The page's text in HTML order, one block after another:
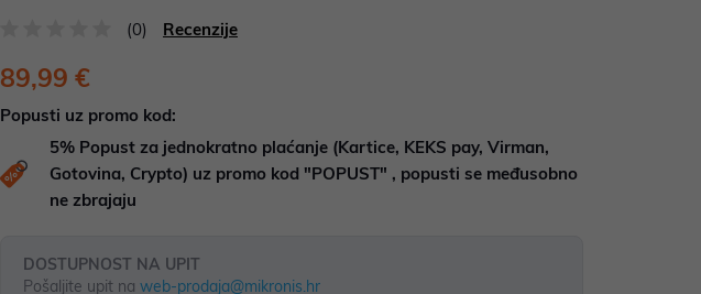
(0) Recenzije
89,99 €
Popusti uz promo kod:
5% Popust za jednokratno plaćanje (Kartice, KEKS pay, Virman,
Gotovina, Crypto) uz promo kod "POPUST" , popusti se međusobno
ne zbrajaju
DOSTUPNOST NA UPIT
Pošaljite upit na web-prodaja@mikronis.hr